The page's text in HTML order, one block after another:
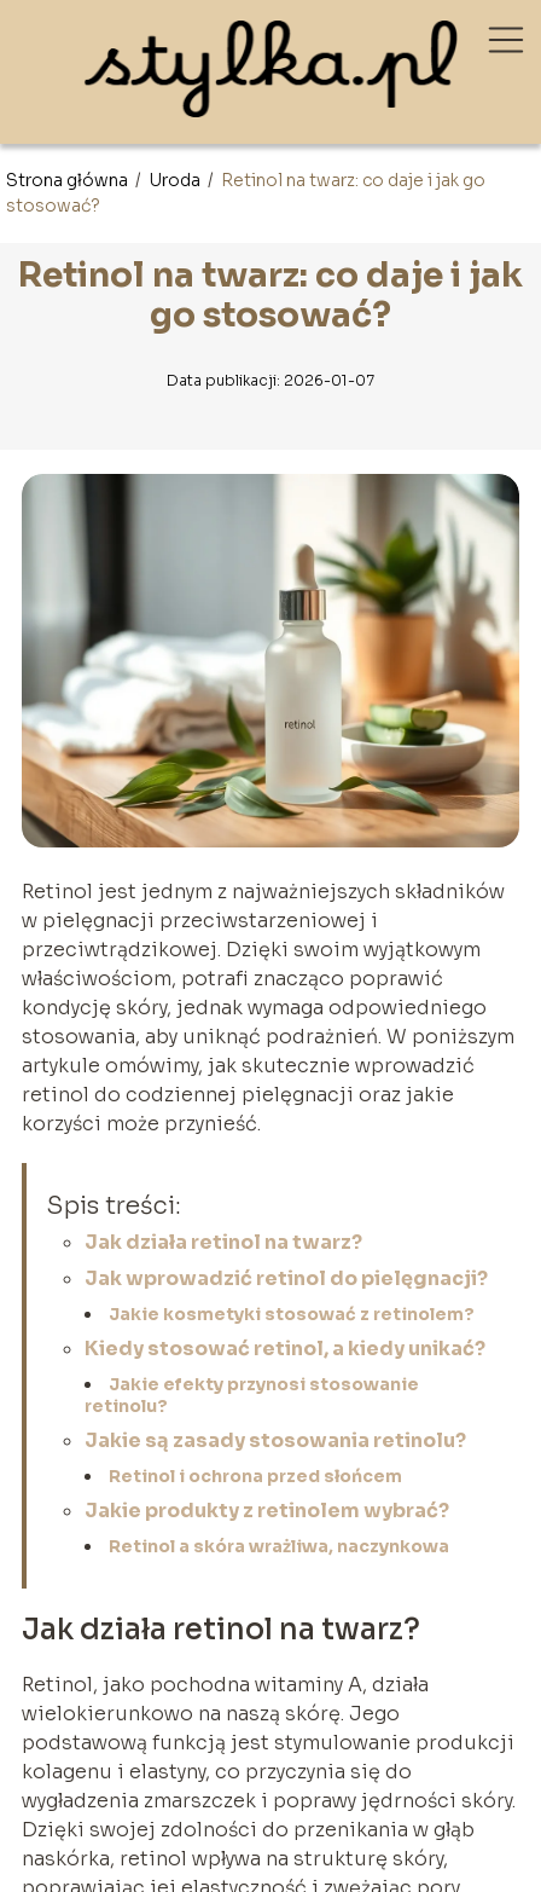
Strona główna / Uroda / Retinol na twarz: co daje i jak go
stosować?
Retinol na twarz: co daje i jak
go stosować?
Data publikacji: 2026-01-07
Retinol jest jednym z najważniejszych składników
w pielęgnacji przeciwstarzeniowej i
przeciwtrądzikowej. Dzięki swoim wyjątkowym
właściwościom, potrafi znacząco poprawić
kondycję skóry, jednak wymaga odpowiedniego
stosowania, aby uniknąć podrażnień. W poniższym
artykule omówimy, jak skutecznie wprowadzić
retinol do codziennej pielęgnacji oraz jakie
korzyści może przynieść.
Spis treści:
Jak działa retinol na twarz?
Jak wprowadzić retinol do pielęgnacji?
Jakie kosmetyki stosować z retinolem?
Kiedy stosować retinol, a kiedy unikać?
Jakie efekty przynosi stosowanie
retinolu?
Jakie są zasady stosowania retinolu?
Retinol i ochrona przed słońcem
Jakie produkty z retinolem wybrać?
Retinol a skóra wrażliwa, naczynkowa
Jak działa retinol na twarz?
Retinol, jako pochodna witaminy A, działa
wielokierunkowo na naszą skórę. Jego
podstawową funkcją jest stymulowanie produkcji
kolagenu i elastyny, co przyczynia się do
wygładzenia zmarszczek i poprawy jędrności skóry.
Dzięki swojej zdolności do przenikania w głąb
naskórka, retinol wpływa na strukturę skóry,